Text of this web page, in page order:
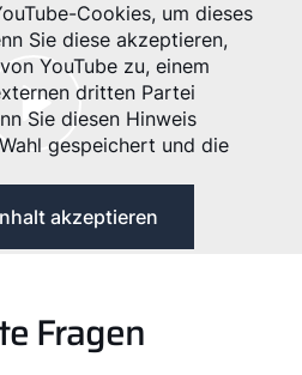
Cookies, um dieses
Sie diese akzeptieren,
YouTube zu, einem
dritten Partei
Sie diesen Hinweis
gespeichert und die
akzeptieren
Fragen